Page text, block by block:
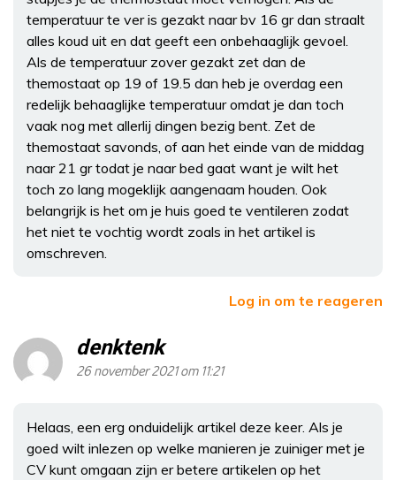
temperatuur te ver is gezakt naar bv 16 gr dan straalt
alles koud uit en dat geeft een onbehaaglijk gevoel.
Als de temperatuur zover gezakt zet dan de
themostaat op 19 of 19.5 dan heb je overdag een
redelijk behaaglijke temperatuur omdat je dan toch
vaak nog met allerlij dingen bezig bent. Zet de
themostaat savonds, of aan het einde van de middag
naar 21 gr todat je naar bed gaat want je wilt het
toch zo lang mogeklijk aangenaam houden. Ook
belangrijk is het om je huis goed te ventileren zodat
het niet te vochtig wordt zoals in het artikel is
omschreven.
Log in om te reageren
denktenk
26 november 2021 om 11:21
Helaas, een erg onduidelijk artikel deze keer. Als je
goed wilt inlezen op welke manieren je zuiniger met je
CV kunt omgaan zijn er betere artikelen op het